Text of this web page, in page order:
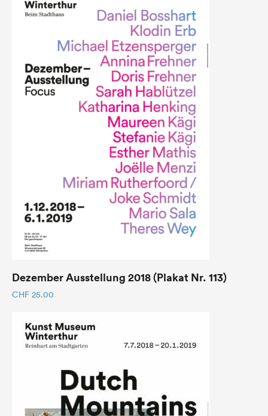
Dezember Ausstellung 2018 (Plakat Nr. 113)
CHF 25.00